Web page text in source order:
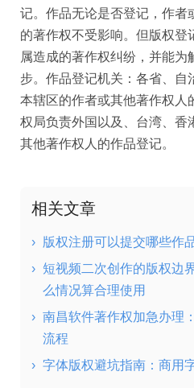
记。作品无论是否登记，作者
的著作权不受影响。但版权登
属造成的著作权纠纷，并能为
步。作品登记机关：各省、自
本辖区的作者或其他著作权人
权局负责外国以及、台湾、香
其他著作权人的作品登记。
相关文章
› 版权注册可以提交哪些作
› 短视频二次创作的版权边
么情况算合理使用
› 南昌软件著作权加急办理
流程
› 字体版权避坑指南：商用